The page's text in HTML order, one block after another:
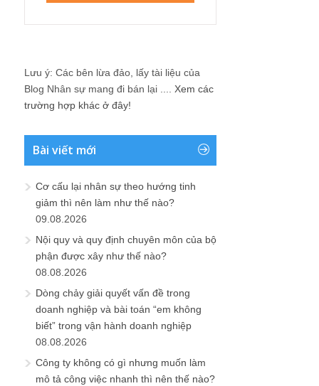
Lưu ý: Các bên lừa đảo, lấy tài liệu của
Blog Nhân sự mang đi bán lại .... Xem các
trường hợp khác ở đây!
Bài viết mới
Cơ cấu lại nhân sự theo hướng tinh
giảm thì nên làm như thế nào?
09.08.2026
Nội quy và quy định chuyên môn của bộ
phận được xây như thế nào?
08.08.2026
Dòng chảy giải quyết vấn đề trong
doanh nghiệp và bài toán “em không
biết” trong vận hành doanh nghiệp
08.08.2026
Công ty không có gì nhưng muốn làm
mô tả công việc nhanh thì nên thế nào?